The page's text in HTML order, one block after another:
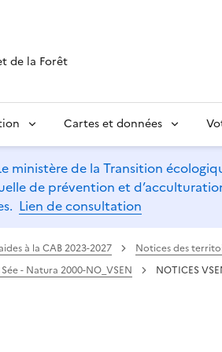
de la Forêt
Cartes et données
ministère de la Transition
de prévention et
Lien de consultation
à la CAB 2023-2027 Notices des
- Natura 2000-NO_VSEN NOTICES